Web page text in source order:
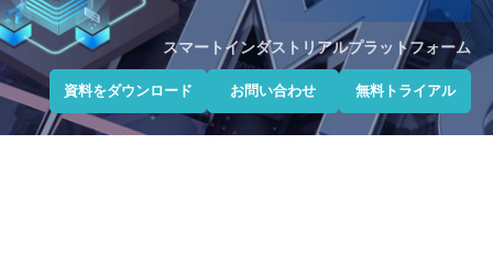
スマートインダストリアルプラットフォーム
資料をダウンロード お問い合わせ 無料トライアル